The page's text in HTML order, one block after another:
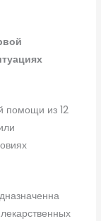
помощи из 12